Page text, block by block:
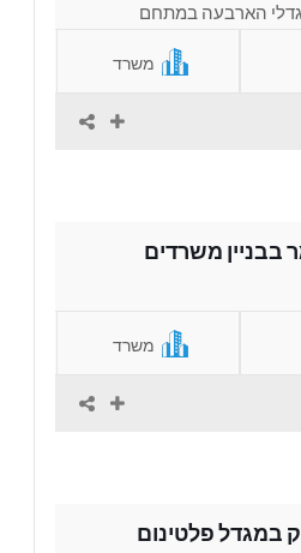
במגדלי הארבעה במתחם
משרד
להשכרה להייטק 483 מר בבניין משרדים
משרד